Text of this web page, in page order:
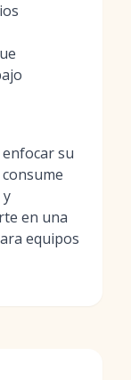
su
y
en una
equipos